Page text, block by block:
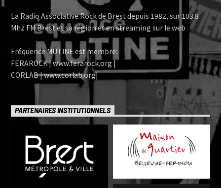
La Radio Associative Rock de Brest depuis 1982, sur 103.8
Mhz FM Brest et sa région et en streaming sur le web
Fréquence MUTINE est membre:
FERAROCK | www.ferarock.org |
CORLAB | www.corlab.org|
PARTENAIRES INSTITUTIONNELS